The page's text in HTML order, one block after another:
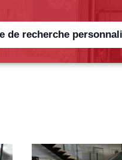
de recherche